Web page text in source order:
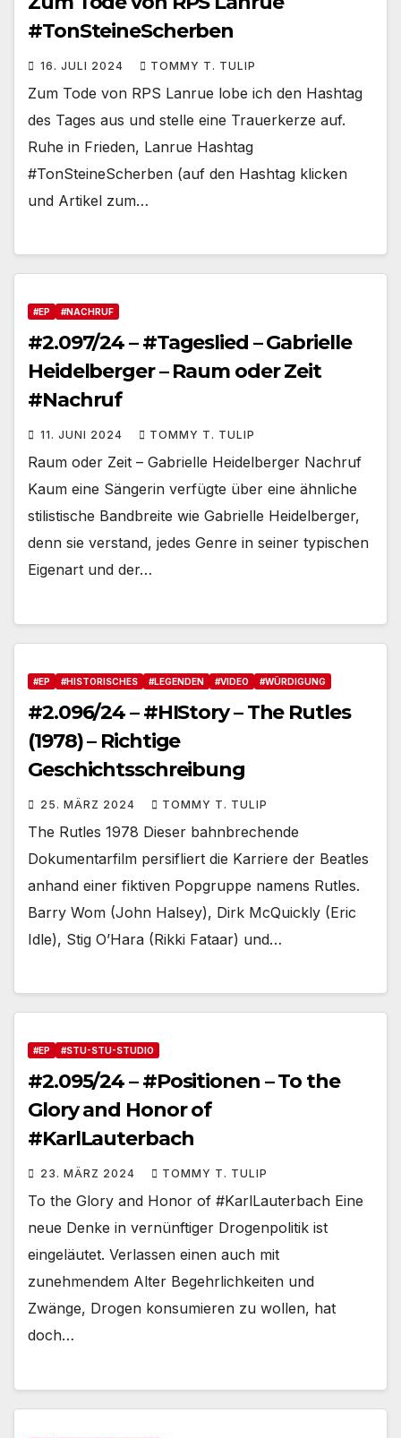
#TonSteineScherben
16. JULI 2024 TOMMY T. TULIP
Zum Tode von RPS Lanrue lobe ich den Hashtag
des Tages aus und stelle eine Trauerkerze auf.
Ruhe in Frieden, Lanrue Hashtag
#TonSteineScherben (auf den Hashtag klicken
und Artikel zum…
#EP #NACHRUF
#2.097/24 – #Tageslied – Gabrielle
Heidelberger – Raum oder Zeit
#Nachruf
11. JUNI 2024 TOMMY T. TULIP
Raum oder Zeit – Gabrielle Heidelberger Nachruf
Kaum eine Sängerin verfügte über eine ähnliche
stilistische Bandbreite wie Gabrielle Heidelberger,
denn sie verstand, jedes Genre in seiner typischen
Eigenart und der…
#EP #HISTORISCHES #LEGENDEN #VIDEO #WÜRDIGUNG
#2.096/24 – #HIStory – The Rutles
(1978) – Richtige
Geschichtsschreibung
25. MÄRZ 2024 TOMMY T. TULIP
The Rutles 1978 Dieser bahnbrechende
Dokumentarfilm persifliert die Karriere der Beatles
anhand einer fiktiven Popgruppe namens Rutles.
Barry Wom (John Halsey), Dirk McQuickly (Eric
Idle), Stig O’Hara (Rikki Fataar) und…
#EP #STU-STU-STUDIO
#2.095/24 – #Positionen – To the
Glory and Honor of
#KarlLauterbach
23. MÄRZ 2024 TOMMY T. TULIP
To the Glory and Honor of #KarlLauterbach Eine
neue Denke in vernünftiger Drogenpolitik ist
eingeläutet. Verlassen einen auch mit
zunehmendem Alter Begehrlichkeiten und
Zwänge, Drogen konsumieren zu wollen, hat
doch…